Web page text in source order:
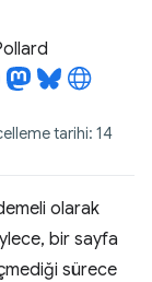
tarihi: 14
olarak
bir sayfa
sürece